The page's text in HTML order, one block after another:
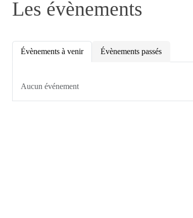
Les évènements
Évènements à venir Évènements passés
Aucun événement